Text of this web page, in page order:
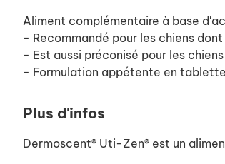
Aliment complémentaire à base
- Recommandé pour les chiens
- Est aussi préconisé pour les
- Formulation appétente en
Plus d'infos
Dermoscent® Uti-Zen® est un